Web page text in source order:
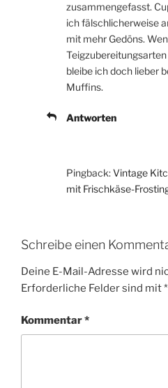
zusammengefasst.
ich fälschlicherweise
mit mehr Gedöns.
bleibe ich doch lieber
Muffins.
Antworten
Pingback:Vintage
mit Frischkäse-
Schreibe einen
Deine E-Mail-Adresse wird
Erforderliche Felder sind mit*
Kommentar*